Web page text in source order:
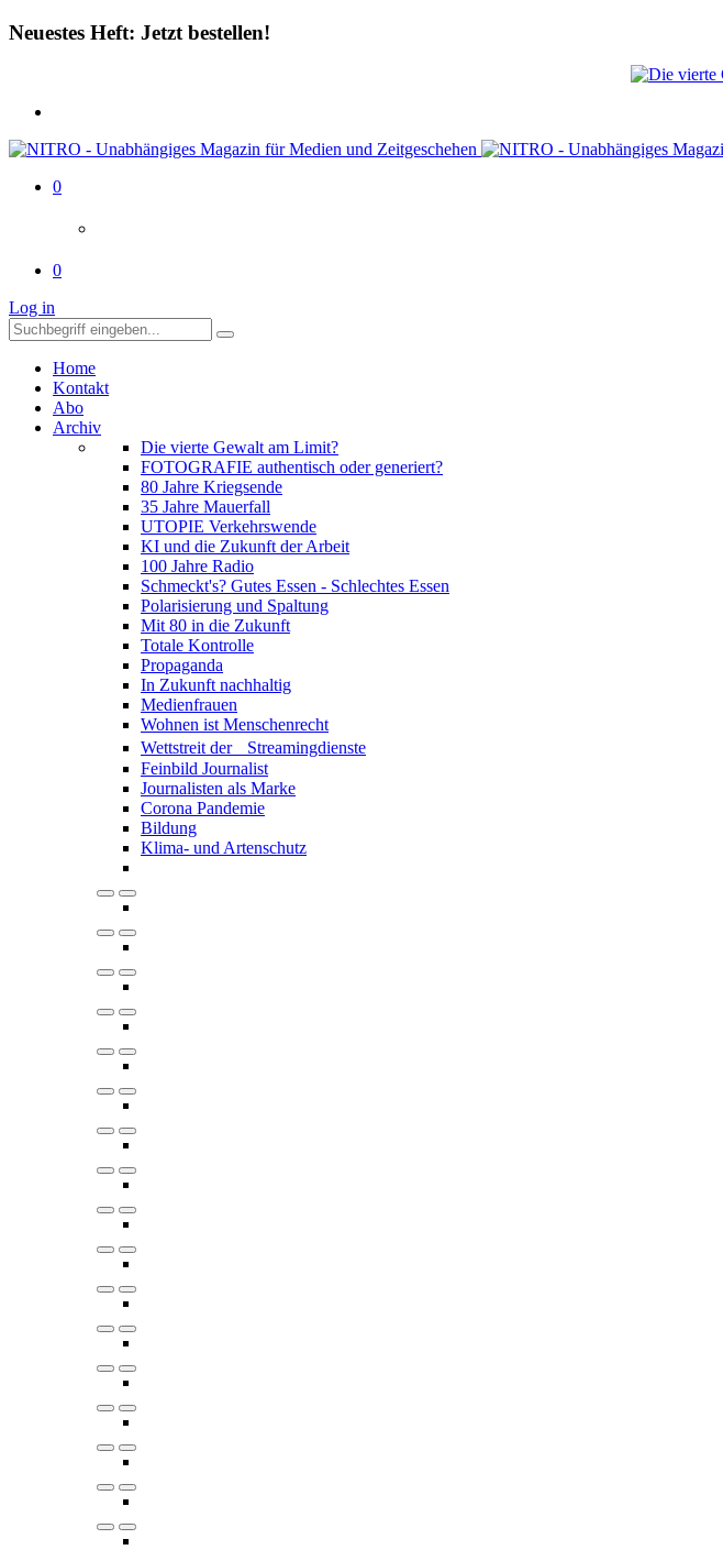
Neuestes Heft: Jetzt bestellen!
0
0
Log in
Home
Kontakt
Abo
Archiv
Die vierte Gewalt am Limit?
FOTOGRAFIE authentisch oder generiert?
80 Jahre Kriegsende
35 Jahre Mauerfall
UTOPIE Verkehrswende
KI und die Zukunft der Arbeit
100 Jahre Radio
Schmeckt's? Gutes Essen - Schlechtes Essen
Polarisierung und Spaltung
Mit 80 in die Zukunft
Totale Kontrolle
Propaganda
In Zukunft nachhaltig
Medienfrauen
Wohnen ist Menschenrecht
Wettstreit der Streamingdienste
Feinbild Journalist
Journalisten als Marke
Corona Pandemie
Bildung
Klima- und Artenschutz